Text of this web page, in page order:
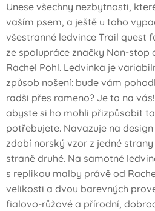
Unese všechny nezbytnosti,
vaším psem, a ještě u toho
všestranné ledvince Trail quest
ze spolupráce značky Non-stop
Rachel Pohl. Ledvinka je
způsob nošení: bude vám
radši přes rameno? Je to na
abyste si ho mohli přizpůsobit
potřebujete. Navazuje na
zdobí norský vzor z jedné
straně druhé. Na samotné
s replikou malby právě od
velikosti a dvou barevných
fialovo-růžové a přírodní,